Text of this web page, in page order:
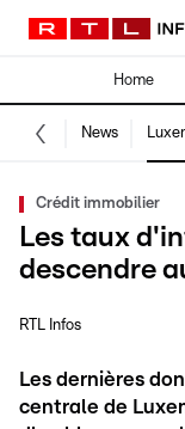
Home
News
Crédit immobilier
Les taux
descendre
RTL Infos
Les dernières
centrale de